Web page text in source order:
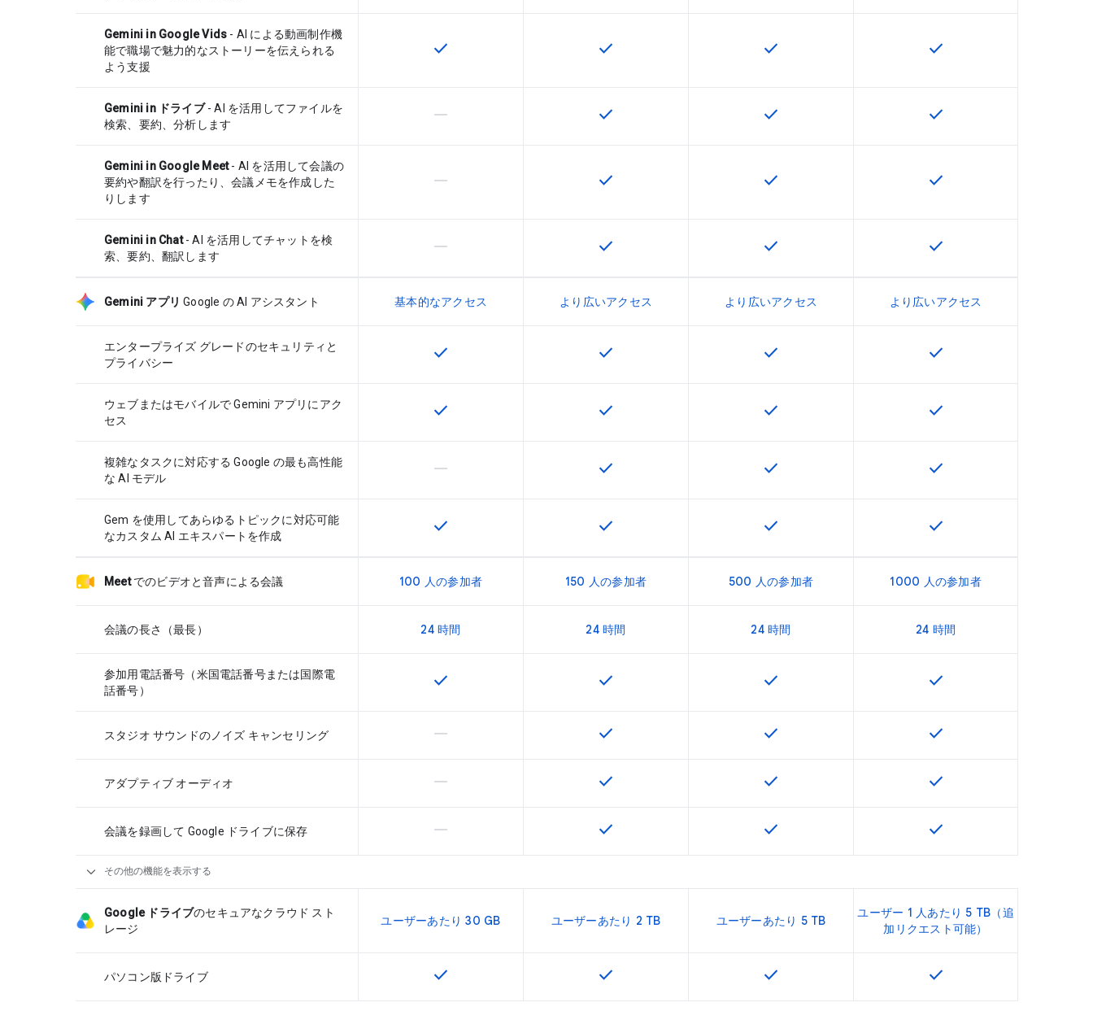
Gemini in Google Vids - AI による動画制作機
能で職場で魅力的なストーリーを伝えられる
よう支援
この機能は該当の SKU で利用できます
check この機能は該当の SKU で利用できます
check この機能は該当の SKU で利用できます
check この機能は該当の SKU で利
check
Gemini in ドライブ- AI を活用してファイルを
検索、要約、分析します
この機能は該当の SKU でサポートされていません
horizontal_rule この機能は該当の SKU で利用できます
check この機能は該当の SKU で利用できます
check この機能は該当の SKU で利
check
Gemini in Google Meet- AI を活用して会議の
要約や翻訳を行ったり、会議メモを作成した
りします
この機能は該当の SKU でサポートされていません
horizontal_rule この機能は該当の SKU で利用できます
check この機能は該当の SKU で利用できます
check この機能は該当の SKU で利
check
Gemini in Chat- AI を活用してチャットを検
索、要約、翻訳します
この機能は該当の SKU でサポートされていません
horizontal_rule この機能は該当の SKU で利用できます
check この機能は該当の SKU で利用できます
check この機能は該当の SKU で利
check
Gemini アプリ Google の AI アシスタント 基本的なアクセス より広いアクセス より広いアクセス より広いアクセス
エンタープライズ グレードのセキュリティと
プライバシー
この機能は該当の SKU で利用できます
check この機能は該当の SKU で利用できます
check この機能は該当の SKU で利用できます
check この機能は該当の SKU で利
check
ウェブまたはモバイルで Gemini アプリにアク
セス
この機能は該当の SKU で利用できます
check この機能は該当の SKU で利用できます
check この機能は該当の SKU で利用できます
check この機能は該当の SKU で利
check
複雑なタスクに対応する Google の最も高性能
な AI モデル
この機能は該当の SKU でサポートされていません
horizontal_rule この機能は該当の SKU で利用できます
check この機能は該当の SKU で利用できます
check この機能は該当の SKU で利
check
Gem を使用してあらゆるトピックに対応可能
なカスタム AI エキスパートを作成
この機能は該当の SKU で利用できます
check この機能は該当の SKU で利用できます
check この機能は該当の SKU で利用できます
check この機能は該当の SKU で利
check
Meet でのビデオと音声による会議 100 人の参加者 150 人の参加者 500 人の参加者 1000 人の参加者
会議の長さ（最長） 24 時間 24 時間 24 時間 24 時間
参加用電話番号（米国電話番号または国際電
話番号）
この機能は該当の SKU で利用できます
check この機能は該当の SKU で利用できます
check この機能は該当の SKU で利用できます
check この機能は該当の SKU で利
check
スタジオ サウンドのノイズ キャンセリング この機能は該当の SKU でサポートされていません
horizontal_rule この機能は該当の SKU で利用できます
check この機能は該当の SKU で利用できます
check この機能は該当の SKU で利
check
アダプティブ オーディオ この機能は該当の SKU でサポートされていません
horizontal_rule この機能は該当の SKU で利用できます
check この機能は該当の SKU で利用できます
check この機能は該当の SKU で利
check
会議を録画して Google ドライブに保存 この機能は該当の SKU でサポートされていません
horizontal_rule この機能は該当の SKU で利用できます
check この機能は該当の SKU で利用できます
check この機能は該当の SKU で利
check
expand_more その他の機能を表示する
Google ドライブのセキュアなクラウド スト
レージ
ユーザーあたり 30 GB ユーザーあたり 2 TB ユーザーあたり 5 TB
ユーザー 1 人あたり 5 TB（追
加リクエスト可能）
パソコン版ドライブ この機能は該当の SKU で利用できます
check この機能は該当の SKU で利用できます
check この機能は該当の SKU で利用できます
check この機能は該当の SKU で利
check